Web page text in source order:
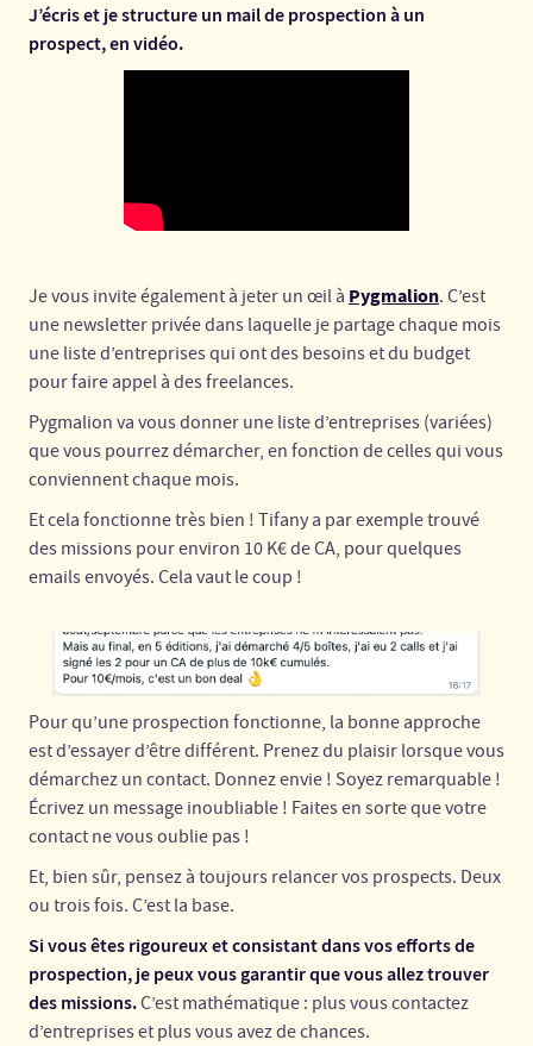
J’écris et je structure un mail de prospection à un
prospect, en vidéo.
Je vous invite également à jeter un œil à Pygmalion. C’est
une newsletter privée dans laquelle je partage chaque mois
une liste d’entreprises qui ont des besoins et du budget
pour faire appel à des freelances.
Pygmalion va vous donner une liste d’entreprises (variées)
que vous pourrez démarcher, en fonction de celles qui vous
conviennent chaque mois.
Et cela fonctionne très bien ! Tifany a par exemple trouvé
des missions pour environ 10 K€ de CA, pour quelques
emails envoyés. Cela vaut le coup !
Pour qu’une prospection fonctionne, la bonne approche
est d’essayer d’être différent. Prenez du plaisir lorsque vous
démarchez un contact. Donnez envie ! Soyez remarquable !
Écrivez un message inoubliable ! Faites en sorte que votre
contact ne vous oublie pas !
Et, bien sûr, pensez à toujours relancer vos prospects. Deux
ou trois fois. C’est la base.
Si vous êtes rigoureux et consistant dans vos efforts de
prospection, je peux vous garantir que vous allez trouver
des missions.C’est mathématique : plus vous contactez
d’entreprises et plus vous avez de chances.